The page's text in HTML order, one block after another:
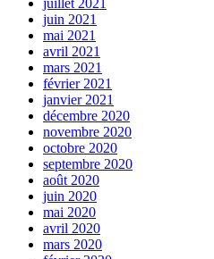
juin 2021
mai 2021
avril 2021
mars 2021
février 2021
janvier 2021
décembre 2020
novembre 2020
octobre 2020
septembre 2020
août 2020
juin 2020
mai 2020
avril 2020
mars 2020